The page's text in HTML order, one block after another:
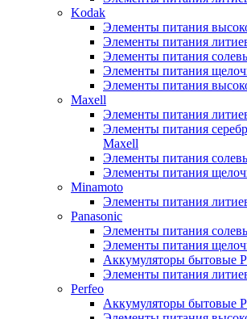
Kodak
Элементы питания
Элементы питания
Элементы питания
Элементы питания
Элементы питания
Maxell
Элементы питания
Элементы питания
Maxell
Элементы питания
Элементы питания
Minamoto
Элементы питания
Panasonic
Элементы питания
Элементы питания
Аккумуляторы бытовые
Элементы питания
Perfeo
Аккумуляторы бытовые